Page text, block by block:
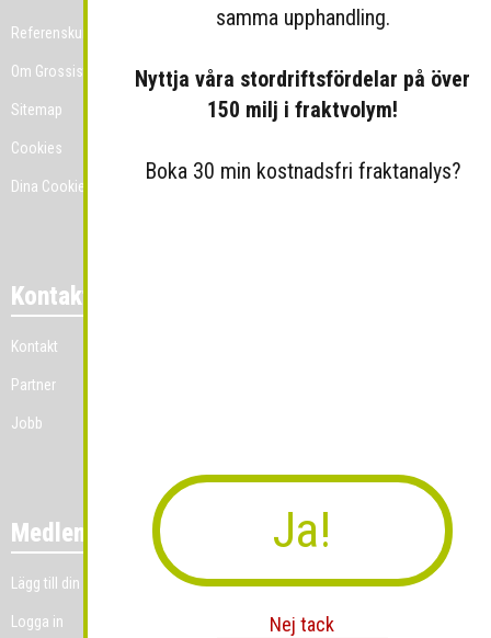
Referenskunder
Om Grossist.se
Sitemap
Cookies
Dina Cookie-prefenser
Kontakt
Kontakt
Partner
Jobb
Medlemmar
Lägg till din grossistverksamhet
Logga in
samma upphandling.
Nyttja våra stordriftsfördelar på över
150 milj i fraktvolym!
Boka 30 min kostnadsfri fraktanalys?
Ja!
Nej tack